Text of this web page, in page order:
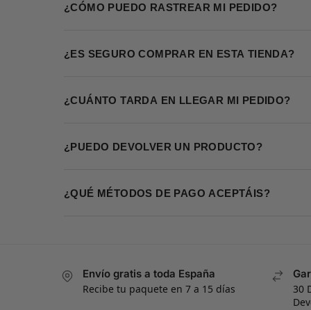
¿CÓMO PUEDO RASTREAR MI PEDIDO?
¿ES SEGURO COMPRAR EN ESTA TIENDA?
¿CUÁNTO TARDA EN LLEGAR MI PEDIDO?
¿PUEDO DEVOLVER UN PRODUCTO?
¿QUÉ MÉTODOS DE PAGO ACEPTÁIS?
Envío gratis a toda España
Recibe tu paquete en 7 a 15 días
30